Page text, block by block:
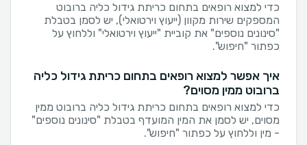
כדי למצוא רופאים בתחום כריתת גידול כליה ברובוט
המספקים שירות מקוון (ייעוץ וירטואלי), יש לסמן בטבלת
"סינונים נוספים" את קוביית "ייעוץ וירטואלי" וללחוץ על
כפתור "חיפוש".
איך אפשר למצוא רופאים בתחום כריתת גידול כליה
ברובוט ממין מסוים?
כדי למצוא רופאים בתחום כריתת גידול כליה ברובוט ממין
מסוים, יש לסמן את המין המועדף בטבלת "סינונים נוספים"
- מין וללחוץ על כפתור "חיפוש".